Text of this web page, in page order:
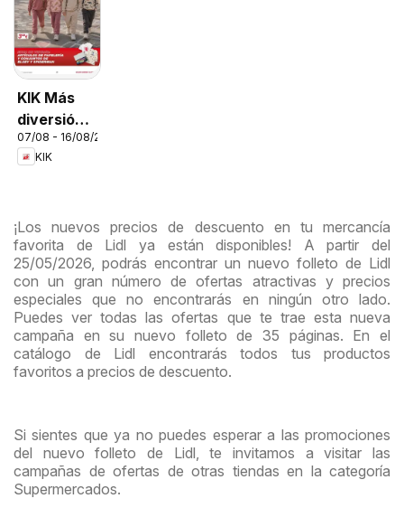
KIK Más
diversión
en el cole
07/08 - 16/08/2026
KIK
¡Los nuevos precios de descuento en tu mercancía
favorita de Lidl ya están disponibles! A partir del
25/05/2026, podrás encontrar un nuevo folleto de Lidl
con un gran número de ofertas atractivas y precios
especiales que no encontrarás en ningún otro lado.
Puedes ver todas las ofertas que te trae esta nueva
campaña en su nuevo folleto de 35 páginas. En el
catálogo de Lidl encontrarás todos tus productos
favoritos a precios de descuento.
Si sientes que ya no puedes esperar a las promociones
del nuevo folleto de Lidl, te invitamos a visitar las
campañas de ofertas de otras tiendas en la categoría
Supermercados.